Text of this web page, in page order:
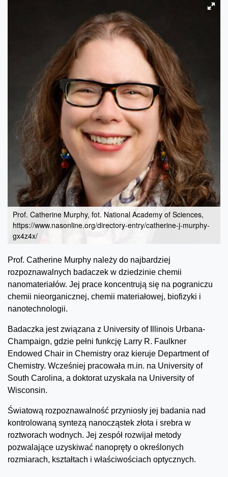
Prof. Catherine Murphy, fot. National Academy of Sciences,
https://www.nasonline.org/directory-entry/catherine-j-murphy-
gx4z4x/
Prof. Catherine Murphy należy do najbardziej
rozpoznawalnych badaczek w dziedzinie chemii
nanomateriałów. Jej prace koncentrują się na pograniczu
chemii nieorganicznej, chemii materiałowej, biofizyki i
nanotechnologii.
Badaczka jest związana z University of Illinois Urbana-
Champaign, gdzie pełni funkcję Larry R. Faulkner
Endowed Chair in Chemistry oraz kieruje Department of
Chemistry. Wcześniej pracowała m.in. na University of
South Carolina, a doktorat uzyskała na University of
Wisconsin.
Światową rozpoznawalność przyniosły jej badania nad
kontrolowaną syntezą nanocząstek złota i srebra w
roztworach wodnych. Jej zespół rozwijał metody
pozwalające uzyskiwać nanopręty o określonych
rozmiarach, kształtach i właściwościach optycznych.